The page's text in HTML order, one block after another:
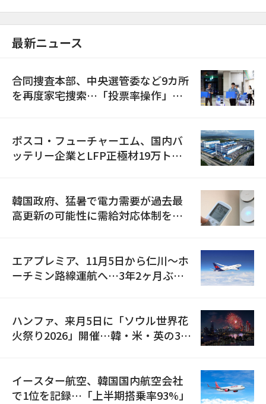
最新ニュース
合同捜査本部、中央選管委など9カ所
を再度家宅捜索…「投票率操作」の
ポスコ・フューチャーエム、国内バ
ッテリー企業とLFP正極材19万トン
韓国政府、猛暑で電力需要が過去最
高更新の可能性に需給対応体制を点
エアプレミア、11月5日から仁川〜ホ
ーチミン路線運航へ…3年2ヶ月ぶり
ハンファ、来月5日に「ソウル世界花
火祭り2026」開催…韓・米・英の3カ
イースター航空、韓国国内航空会社
で1位を記録…「上半期搭乗率93%」